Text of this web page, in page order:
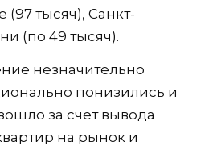
(97 тысяч), Санкт-
(по 49 тысяч).
незначительно
понизились и
за счет вывода
на рынок и